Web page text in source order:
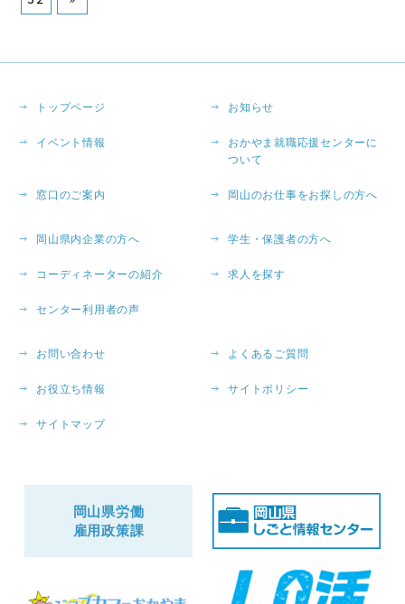
トップページ お知らせ
イベント情報
おかやま就職応援センターに
ついて
窓口のご案内 岡山のお仕事をお探しの方へ
岡山県内企業の方へ 学生・保護者の方へ
コーディネーターの紹介 求人を探す
センター利用者の声
お問い合わせ よくあるご質問
お役立ち情報 サイトポリシー
サイトマップ
岡山県労働
雇用政策課